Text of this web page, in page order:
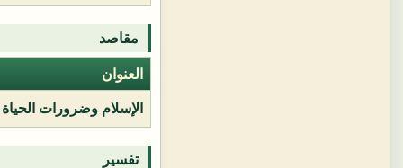
مقاصد
العنوان
الإسلام وضرورات الحياة
تفسير